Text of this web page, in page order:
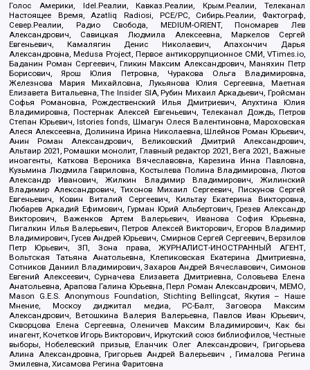
Голос Америки, Idel.Реалии, Кавказ.Реалии, Крым.Реалии, Телеканал
Настоящее Время, Azatliq Radiosi, PCE/PC, Сибирь.Реалии, Фактограф,
Север.Реалии, Радио Свобода, MEDIUM-ORIENT, Пономарев Лев
Александрович, Савицкая Людмила Алексеевна, Маркелов Сергей
Евгеньевич, Камалягин Денис Николаевич, Апахончич Дарья
Александровна, Medusa Project, Первое антикоррупционное СМИ, VTimes.io,
Баданин Роман Сергеевич, Гликин Максим Александрович, Маняхин Петр
Борисович, Ярош Юлия Петровна, Чуракова Ольга Владимировна,
Железнова Мария Михайловна, Лукьянова Юлия Сергеевна, Маетная
Елизавета Витальевна, The Insider SIA, Рубин Михаил Аркадьевич, Гройсман
Софья Романовна, Рождественский Илья Дмитриевич, Апухтина Юлия
Владимировна, Постернак Алексей Евгеньевич, Телеканал Дождь, Петров
Степан Юрьевич, Istories fonds, Шмагун Олеся Валентиновна, Мароховская
Алеся Алексеевна, Долинина Ирина Николаевна, Шлейнов Роман Юрьевич,
Анин Роман Александрович, Великовский Дмитрий Александрович,
Альтаир 2021, Ромашки монолит, Главный редактор 2021, Вега 2021, Важные
иноагенты, Каткова Вероника Вячеславовна, Карезина Инна Павловна,
Кузьмина Людмила Гавриловна, Костылева Полина Владимировна, Лютов
Александр Иванович, Жилкин Владимир Владимирович, Жилинский
Владимир Александрович, Тихонов Михаил Сергеевич, Пискунов Сергей
Евгеньевич, Ковин Виталий Сергеевич, Кильтау Екатерина Викторовна,
Любарев Аркадий Ефимович, Гурман Юрий Альбертович, Грезев Александр
Викторович, Важенков Артем Валерьевич, Иванова София Юрьевна,
Пигалкин Илья Валерьевич, Петров Алексей Викторович, Егоров Владимир
Владимирович, Гусев Андрей Юрьевич, Смирнов Сергей Сергеевич, Верзилов
Петр Юрьевич, ЗП, Зона права, ЖУРНАЛИСТ-ИНОСТРАННЫЙ АГЕНТ,
Вольтская Татьяна Анатольевна, Клепиковская Екатерина Дмитриевна,
Сотников Даниил Владимирович, Захаров Андрей Вячеславович, Симонов
Евгений Алексеевич, Сурначева Елизавета Дмитриевна, Соловьева Елена
Анатольевна, Арапова Галина Юрьевна, Перл Роман Александрович, МЕМО,
Mason G.E.S. Anonymous Foundation, Stichting Bellingcat, Якутия – Наше
Мнение, Москоу диджитал медиа, РС-Балт, Заговора Максим
Александрович, Ветошкина Валерия Валерьевна, Павлов Иван Юрьевич,
Скворцова Елена Сергеевна, Оленичев Максим Владимирович, Как бы
инагент, Кочетков Игорь Викторович, Иркутский союз библиофилов, Честные
выборы, Нобелевский призыв, Еланчик Олег Александрович, Григорьева
Алина Александровна, Григорьев Андрей Валерьевич , Гималова Регина
Эмилевна, Хисамова Регина Фаритовна